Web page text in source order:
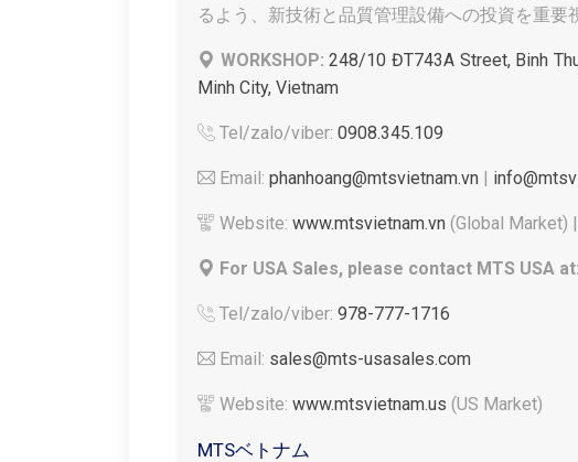
るよう、新技術と品質管理設備への投資を重要
WORKSHOP: 248/10 ĐT743A Street, Binh
Minh City, Vietnam
Tel/zalo/viber: 0908.345.109
Email: phanhoang@mtsvietnam.vn
Website: www.mtsvietnam.vn (Global Market) |
For USA Sales, please contact MTS USA at:
Tel/zalo/viber: 978-777-1716
Email: sales@mts-usasales.com
Website: www.mtsvietnam.us (US Market)
MTSベトナム